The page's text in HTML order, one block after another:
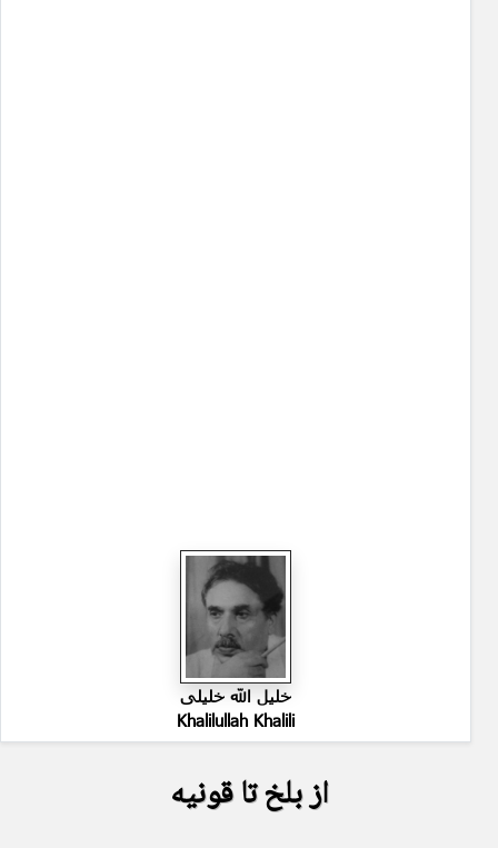
خلیل الله خلیلی
Khalilullah Khalili
از بلخ تا قونیه